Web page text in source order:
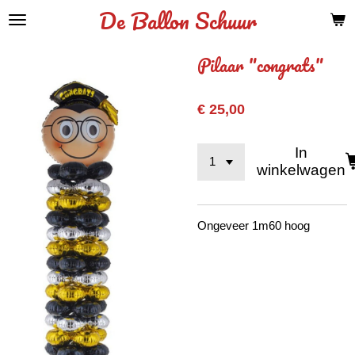
Ga
hoofdinhoud
De Ballon Schuur
Pilaar "congrats"
€ 25,00
In
winkelwagen
Ongeveer 1m60 hoog